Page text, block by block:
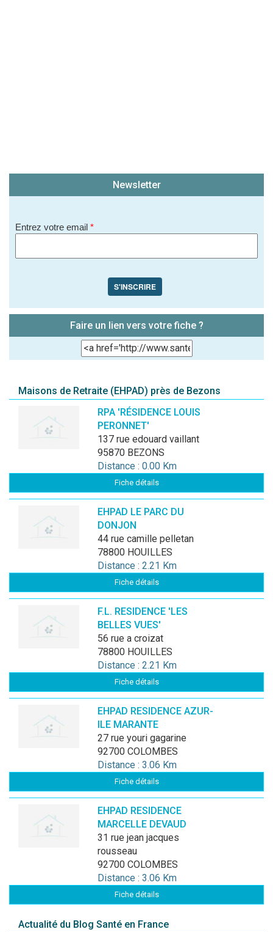
Newsletter
Entrez votre email *
S'INSCRIRE
Faire un lien vers votre fiche ?
Maisons de Retraite (EHPAD) près de Bezons
RPA 'RÉSIDENCE LOUIS
PERONNET'
137 rue edouard vaillant
95870 BEZONS
Distance : 0.00 Km
Fiche détails
EHPAD LE PARC DU
DONJON
44 rue camille pelletan
78800 HOUILLES
Distance : 2.21 Km
Fiche détails
F.L. RESIDENCE 'LES
BELLES VUES'
56 rue a croizat
78800 HOUILLES
Distance : 2.21 Km
Fiche détails
EHPAD RESIDENCE AZUR-
ILE MARANTE
27 rue youri gagarine
92700 COLOMBES
Distance : 3.06 Km
Fiche détails
EHPAD RESIDENCE
MARCELLE DEVAUD
31 rue jean jacques
rousseau
92700 COLOMBES
Distance : 3.06 Km
Fiche détails
Actualité du Blog Santé en France